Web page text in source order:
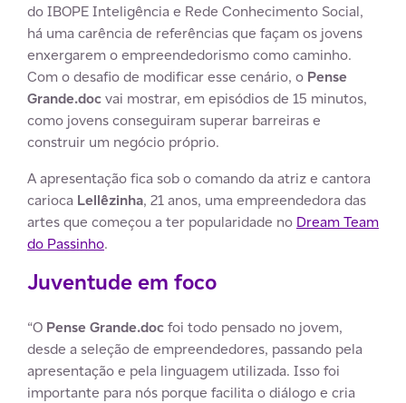
do IBOPE Inteligência e Rede Conhecimento Social,
há uma carência de referências que façam os jovens
enxergarem o empreendedorismo como caminho.
Com o desafio de modificar esse cenário, o Pense
Grande.docvai mostrar, em episódios de 15 minutos,
como jovens conseguiram superar barreiras e
construir um negócio próprio.
A apresentação fica sob o comando da atriz e cantora
carioca Lellêzinha, 21 anos, uma empreendedora das
artes que começou a ter popularidade no Dream Team
do Passinho.
Juventude em foco
“O Pense Grande.docfoi todo pensado no jovem,
desde a seleção de empreendedores, passando pela
apresentação e pela linguagem utilizada. Isso foi
importante para nós porque facilita o diálogo e cria